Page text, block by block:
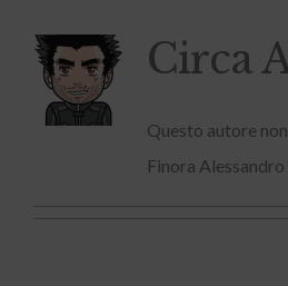
Circa
Questo autore
Finora